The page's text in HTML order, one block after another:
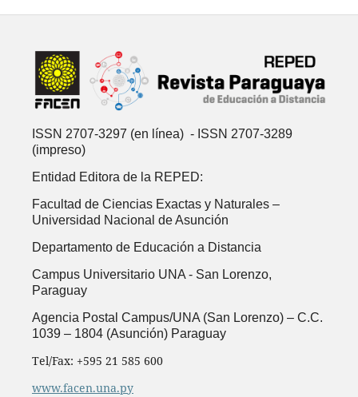
ISSN 2707-3297 (en línea) - ISSN 2707-3289
(impreso)
Entidad Editora de la REPED:
Facultad de Ciencias Exactas y Naturales –
Universidad Nacional de Asunción
Departamento de Educación a Distancia
Campus Universitario UNA - San Lorenzo,
Paraguay
Agencia Postal Campus/UNA (San Lorenzo) – C.C.
1039 – 1804 (Asunción) Paraguay
Tel/Fax: +595 21 585 600
www.facen.una.py